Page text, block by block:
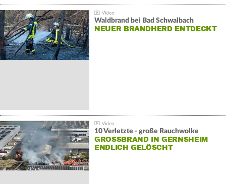
Waldbrand bei Bad Schwalbach
NEUER BRANDHERD ENTDECKT
10 Verletzte - große Rauchwolke
GROSSBRAND IN GERNSHEIM E
NDLICH GELÖSCHT